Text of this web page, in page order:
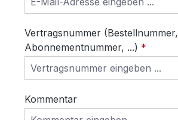
Vertragsnummer (Bestellnummer,
Abonnementnummer, ...) *
Kommentar